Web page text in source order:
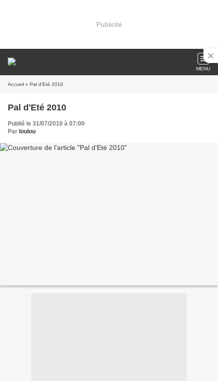
Publicité
MENU
Accueil » Pal d'Eté 2010
Pal d'Eté 2010
Publié le 31/07/2010 à 07:00
Par loulou